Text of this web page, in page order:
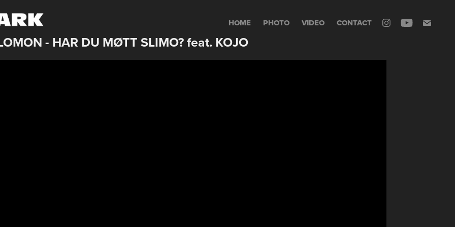
HOME PHOTO VIDEO CONTACT
- HAR DU MØTT SLIMO? feat. KOJO